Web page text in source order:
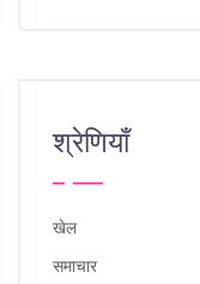
श्रेणियाँ
खेल
समाचार